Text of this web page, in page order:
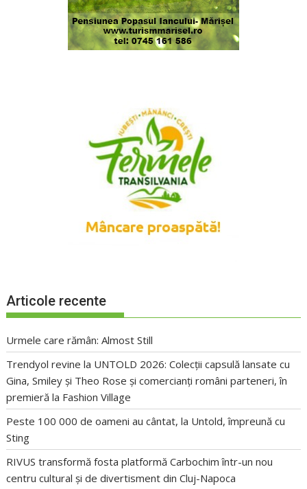
Articole recente
Urmele care rămân: Almost Still
Trendyol revine la UNTOLD 2026: Colecții capsulă lansate cu
Gina, Smiley și Theo Rose și comercianți români parteneri, în
premieră la Fashion Village
Peste 100 000 de oameni au cântat, la Untold, împreună cu
Sting
RIVUS transformă fosta platformă Carbochim într-un nou
centru cultural și de divertisment din Cluj-Napoca